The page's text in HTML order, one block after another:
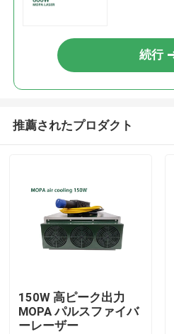
続行
推薦されたプロダクト
150W 高ピーク出力
MOPA パルスファイバ
ーレーザー